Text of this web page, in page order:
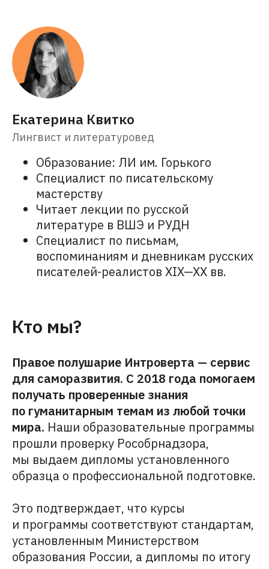
Екатерина Квитко
Лингвист и литературовед
Образование: ЛИ им. Горького
Специалист по писательскому
мастерству
Читает лекции по русской
литературе в ВШЭ и РУДН
Специалист по письмам,
воспоминаниям и дневникам русских
писателей-реалистов XIX—XX вв.
Кто мы?
Правое полушарие Интроверта — сервис
для саморазвития. С 2018 года помогаем
получать проверенные знания
по гуманитарным темам из любой точки
мира. Наши образовательные программы
прошли проверку Рособрнадзора,
мы выдаем дипломы установленного
образца о профессиональной подготовке.
Это подтверждает, что курсы
и программы соответствуют стандартам,
установленным Министерством
образования России, а дипломы по итогу
Рассылка эрудированного
Интроверта
Каждую неделю присылаем статьи
по гуманитарным темам. Рассказываем
о секретных скидках и акциях
Подписаться
Нажимая на кнопку «Подписаться», я соглашаюсь наобработку
Загрузите наше приложение
* Запрещен на территории РФ
Образовательная лицензия
№ Л035-01271-78/00734142
г. Санкт-Петербург,
ул. Пионерская, 50, литера А,
помещение 103-Н
ООО АРТИНТРОВЕРТ
ИНН 7840098971
ОГРН 1217800198560